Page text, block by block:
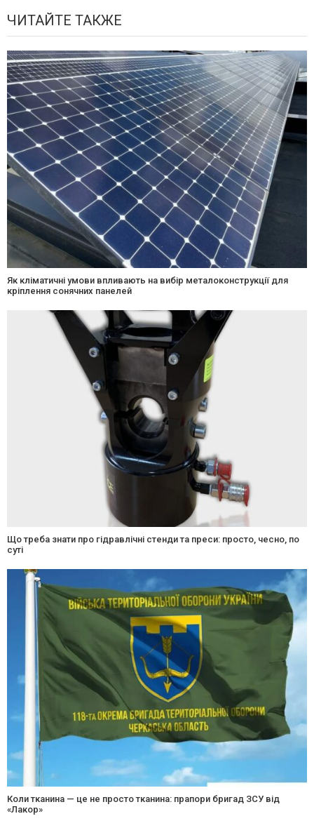
ЧИТАЙТЕ ТАКЖЕ
Як кліматичні умови впливають на вибір металоконструкції для
кріплення сонячних панелей
Що треба знати про гідравлічні стенди та преси: просто, чесно, по
суті
Коли тканина — це не просто тканина: прапори бригад ЗСУ від
«Лакор»